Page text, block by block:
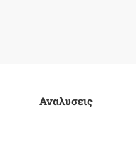
Αναλυσεις